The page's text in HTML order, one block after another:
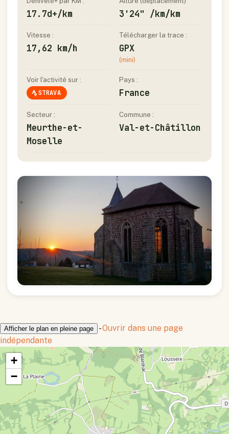
17.7d+/km 3'24" /km/km
Vitesse :
17,62 km/h
Télécharger la trace :
GPX
(mini)
Voir l'activité sur :
STRAVA
Pays :
France
Secteur :
Meurthe-et-
Moselle
Commune :
Val-et-Châtillon
Afficher le plan en pleine page -Ouvrir dans une page
indépendante